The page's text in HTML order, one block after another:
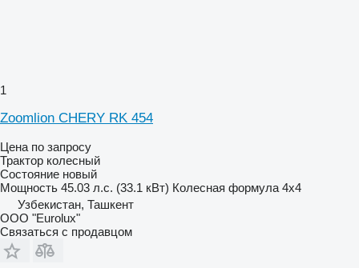
1
Zoomlion CHERY RK 454
Цена по запросу
Трактор колесный
Состояние новый
Мощность 45.03 л.с. (33.1 кВт) Колесная формула 4x4
Узбекистан, Ташкент
ООО "Eurolux"
Связаться с продавцом